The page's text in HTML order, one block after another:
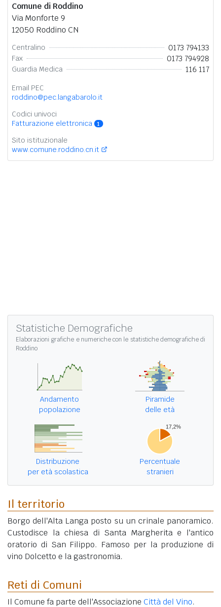
Comune di Roddino
Via Monforte 9
12050 Roddino CN
Centralino 0173 794133
Fax 0173 794928
Guardia Medica 116 117
Email PEC
roddino@pec.langabarolo.it
Codici univoci
Fatturazione elettronica
1
Sito istituzionale
www.comune.roddino.cn.it
Statistiche Demografiche
Elaborazioni grafiche e numeriche con le statistiche demografiche di
Roddino
Andamento
popolazione
Piramide
delle età
Distribuzione
per età scolastica
Percentuale
stranieri
Il territorio
Borgo dell'Alta Langa posto su un crinale panoramico.
Custodisce la chiesa di Santa Margherita e l'antico
oratorio di San Filippo. Famoso per la produzione di
vino Dolcetto e la gastronomia.
Reti di Comuni
Il Comune fa parte dell'Associazione Città del Vino.